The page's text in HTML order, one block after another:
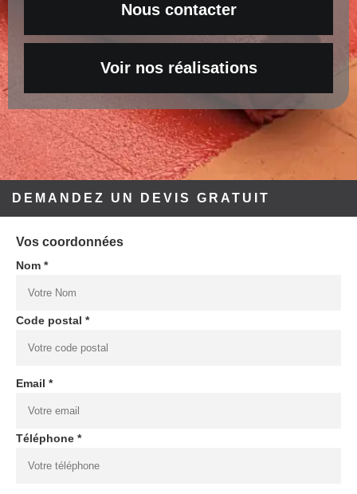
Nous contacter
Voir nos réalisations
DEMANDEZ UN DEVIS GRATUIT
Vos coordonnées
Nom *
Code postal *
Email *
Téléphone *